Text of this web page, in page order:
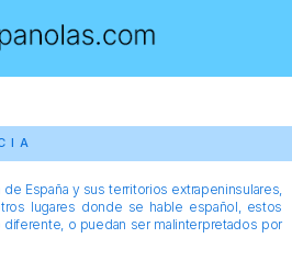
España y sus territorios extrapeninsulares,
lugares donde se hable español, estos
o puedan ser malinterpretados por